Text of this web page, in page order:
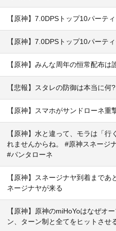
【原神】7.0DPSトップ10パーテ
【原神】7.0DPSトップ10パーテ
【原神】みんな周年の恒常配布は
【悲報】スタレの防御は本当に何?
【原神】スマホがサンドローネ
【原神】水と違って、モラは「行
れませんからね。 #原神スネージ
#パンタローネ
【原神】スネージナヤ到着まで
ネージナヤが来る
【原神】原神のmiHoYoはなぜオ
ン、ターン制と全てをヒットさせ